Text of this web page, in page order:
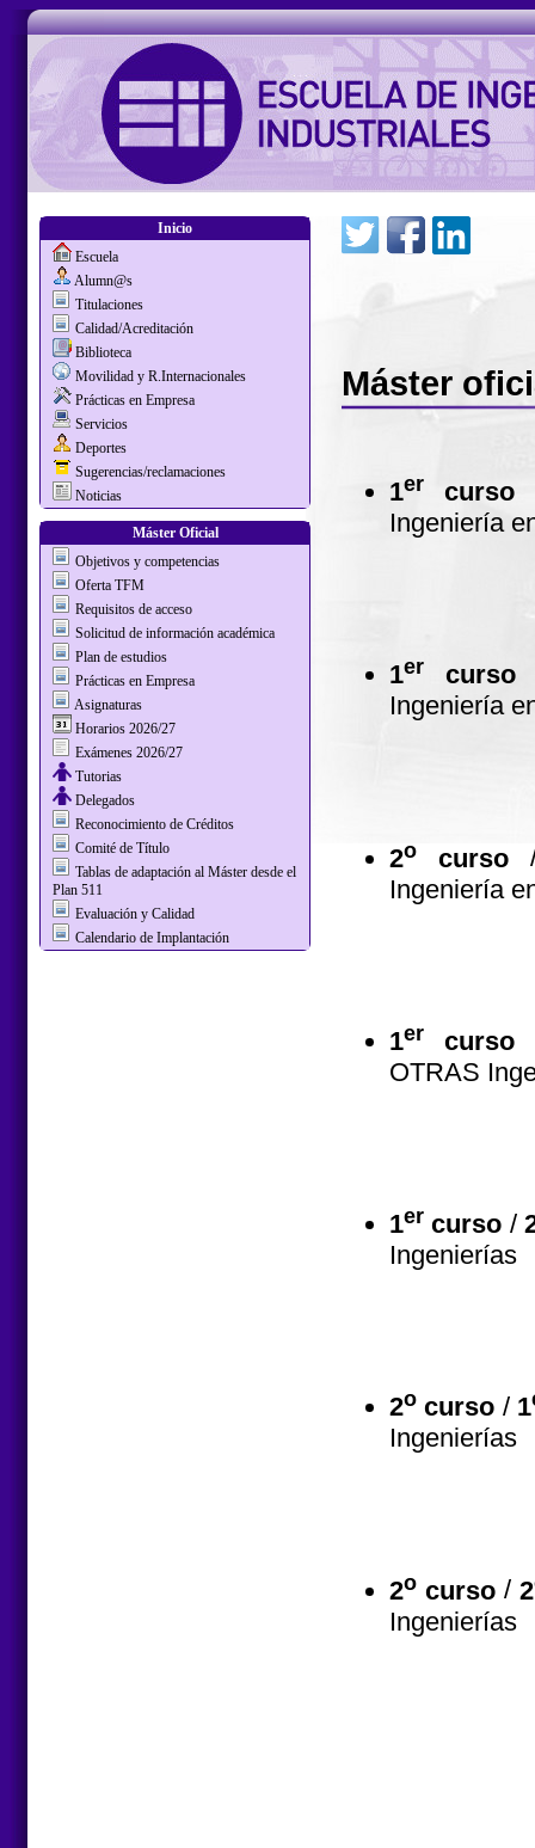
Inicio
Escuela
Alumn@s
Titulaciones
Calidad/Acreditación
Biblioteca
Movilidad y R.Internacionales
Prácticas en Empresa
Servicios
Deportes
Sugerencias/reclamaciones
Noticias
Máster Oficial
Objetivos y competencias
Oferta TFM
Requisitos de acceso
Solicitud de información académica
Plan de estudios
Prácticas en Empresa
Asignaturas
Horarios 2026/27
Exámenes 2026/27
Tutorias
Delegados
Reconocimiento de Créditos
Comité de Título
Tablas de adaptación al Máster desde el
Plan 511
Evaluación y Calidad
Calendario de Implantación
Máster
1er curso
Ingeniería
1er curso
Ingeniería
2o curso
Ingeniería
1er curso
OTRAS
1er curso /
Ingenierías
2o curso / 1
Ingenierías
2o curso / 2
Ingenierías